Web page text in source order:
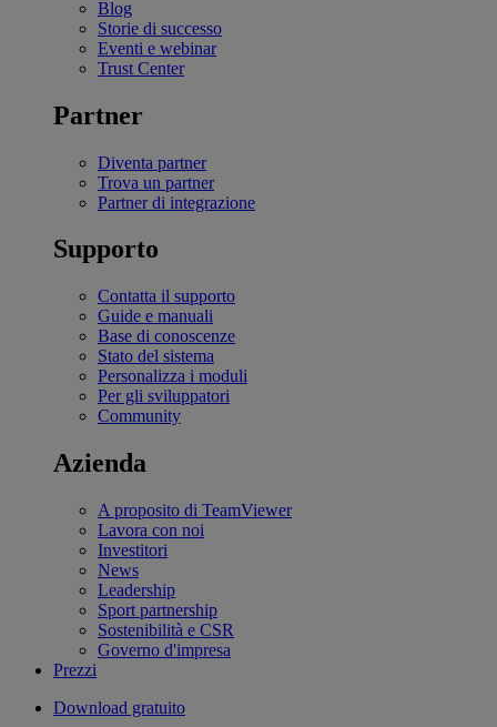
Blog
Storie di successo
Eventi e webinar
Trust Center
Partner
Diventa partner
Trova un partner
Partner di integrazione
Supporto
Contatta il supporto
Guide e manuali
Base di conoscenze
Stato del sistema
Personalizza i moduli
Per gli sviluppatori
Community
Azienda
A proposito di TeamViewer
Lavora con noi
Investitori
News
Leadership
Sport partnership
Sostenibilità e CSR
Governo d'impresa
Prezzi
Download gratuito